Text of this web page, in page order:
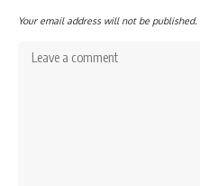
Your email address will not be published.